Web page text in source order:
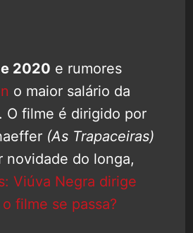
2020 e rumores
o maior salário da
O filme é dirigido por
(As Trapaceiras)
novidade do longa,
Viúva Negra dirige
filme se passa?